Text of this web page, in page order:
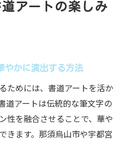
る書道アート体験
きる書道アートの工夫
ートを創る体験の流れ
らしさを形にする方法
心に残る成人式準備
始める新しい門出
アートの楽しみ
やかに演出する方法
ためには、書道アートを活か
道アートは伝統的な筆文字の
性を融合させることで、華や
きます。那須烏山市や宇都宮